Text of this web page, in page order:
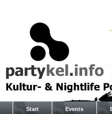
Start Events